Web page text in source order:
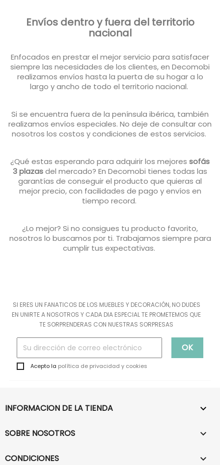
Envíos dentro y fuera del territorio
nacional
Enfocados en prestar el mejor servicio para satisfacer
siempre las necesidades de los clientes, en Decomobi
realizamos envíos hasta la puerta de su hogar a lo
largo y ancho de todo el territorio nacional.
Si se encuentra fuera de la península ibérica, también
realizamos envíos especiales. No deje de consultar con
nosotros los costos y condiciones de estos servicios.
¿Qué estas esperando para adquirir los mejores sofás
3 plazasdel mercado? En Decomobi tienes todas las
garantías de conseguir el producto que quieras al
mejor precio, con facilidades de pago y envíos en
tiempo record.
¿Lo mejor? Si no consigues tu producto favorito,
nosotros lo buscamos por ti. Trabajamos siempre para
cumplir tus expectativas.
SI ERES UN FANATICOS DE LOS MUEBLES Y DECORACIÓN, NO DUDES
EN UNIRTE A NOSOTROS Y CADA DIA ESPECIAL TE PROMETEMOS QUE
TE SORPRENDERAS CON NUESTRAS SORPRESAS
Acepto la política de privacidad y cookies
INFORMACION DE LA TIENDA 
SOBRE NOSOTROS 
CONDICIONES 